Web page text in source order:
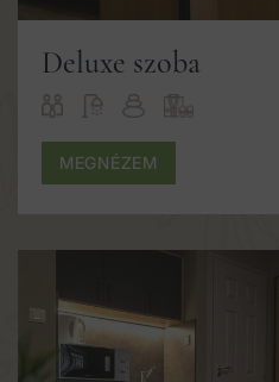
Deluxe szoba
MEGNÉZEM